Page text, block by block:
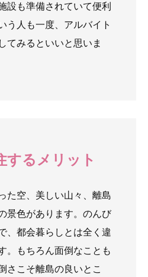
設も準備されていて便利
う人も一度、アルバイト
てみるといいと思いま
するメリット
た空、美しい山々、離島
景色があります。のんび
、都会暮らしとは全く違
。もちろん面倒なことも
さこそ離島の良いとこ